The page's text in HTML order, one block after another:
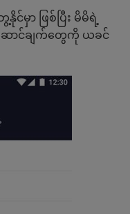
င်မှာ ဖြစ်ပြီး မိမိရဲ့
ောင်ချက်တွေကို ယခင်